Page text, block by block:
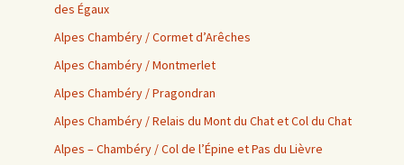
des Égaux
Alpes Chambéry / Cormet d’Arêches
Alpes Chambéry / Montmerlet
Alpes Chambéry / Pragondran
Alpes Chambéry / Relais du Mont du Chat et Col du Chat
Alpes – Chambéry / Col de l’Épine et Pas du Lièvre